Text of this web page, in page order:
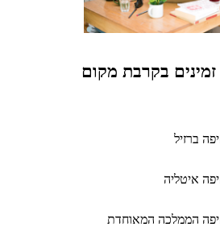
בקרבת מקום
ברזיל
איטליה
הממלכה המאוחדת